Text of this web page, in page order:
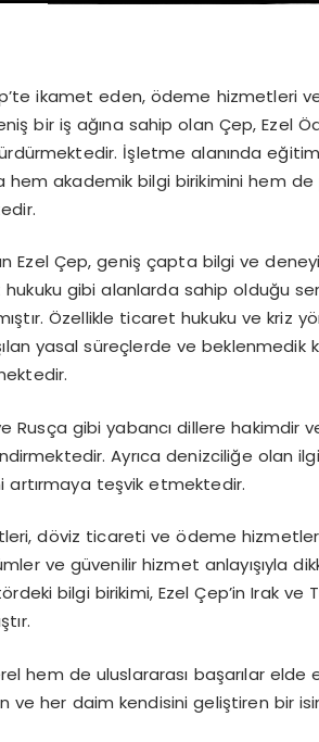
ikamet eden, ödeme hizmetleri
bir iş ağına sahip olan Çep, Ezel
İşletme alanında
hem akademik bilgi birikimini hem
Ezel Çep, geniş çapta bilgi ve
gibi alanlarda sahip olduğu
Özellikle ticaret hukuku ve kriz
yasal süreçlerde ve
Rusça gibi yabancı dillere hakimdir
Ayrıca denizciliğe olan
artırmaya teşvik etmektedir.
döviz ticareti ve ödeme
ve güvenilir hizmet anlayışıyla
bilgi birikimi, Ezel Çep’in Irak
hem de uluslararası başarılar elde
ve her daim kendisini geliştiren bir